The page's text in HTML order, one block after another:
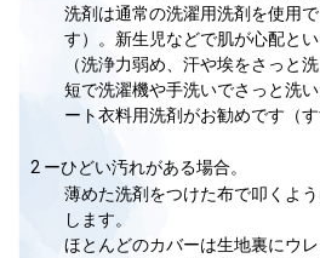
洗剤は通常の洗濯用洗剤を使用
す）。新生児などで肌が心配と
（洗浄力弱め、汗や埃をさっと
短で洗濯機や手洗いでさっと洗
ート衣料用洗剤がお勧めです（す
2 ーひどい汚れがある場合。
薄めた洗剤をつけた布で叩くよ
します。
ほとんどのカバーは生地裏にウ